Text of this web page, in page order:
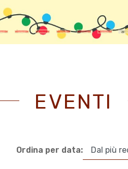
EVENTI
Ordina per data: